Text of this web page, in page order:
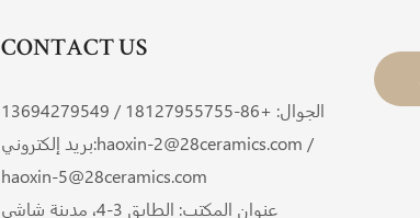
CONTACT US
الجوال: +86- 18127955755 /
13694279549
بريد إلكتروني:haoxin-2@28ceramics.com /
haoxin-5@28ceramics.com
عنوان المكتب: الطابق 3-4، مدينة شاشي